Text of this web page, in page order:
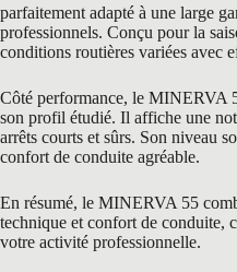
parfaitement adapté à une large
professionnels. Conçu pour la
conditions routières variées avec
Côté performance, le MINERVA
son profil étudié. Il affiche une
arrêts courts et sûrs. Son niveau
confort de conduite agréable.
En résumé, le MINERVA 55
technique et confort de conduite,
votre activité professionnelle.